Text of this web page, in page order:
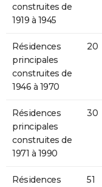
construites de
1919 à 1945
Résidences
principales
construites de
1946 à 1970
20
Résidences
principales
construites de
1971 à 1990
30
Résidences
51